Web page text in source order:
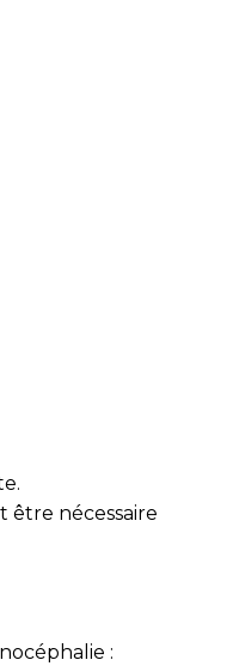
être nécessaire
: